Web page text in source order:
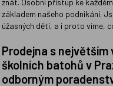
znát. Osobní přístup ke
základem našeho podnikání.
úžasných dětí, a i proto víme,
Prodejna s největším
školních batohů v
odborným